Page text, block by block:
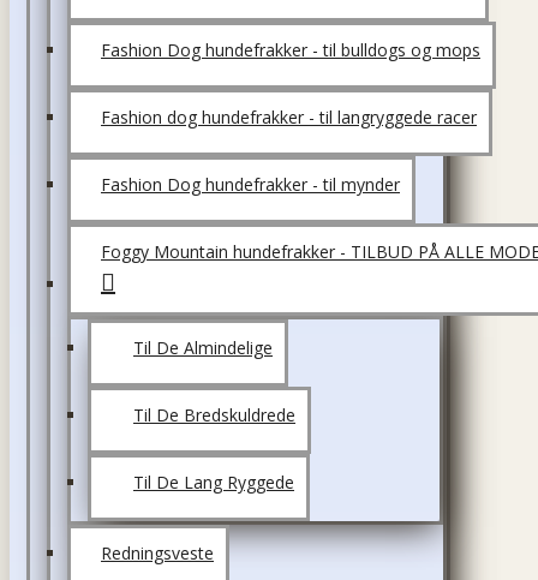
Fashion Dog hundefrakker - til bulldogs og mops
Fashion dog hundefrakker - til langryggede racer
Fashion Dog hundefrakker - til mynder
Foggy Mountain hundefrakker - TILBUD PÅ ALLE
Til De Almindelige
Til De Bredskuldrede
Til De Lang Ryggede
Redningsveste